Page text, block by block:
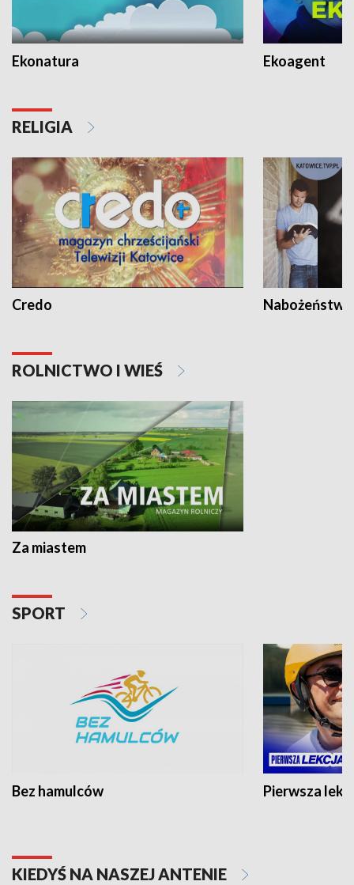
Ekonatura Ekoagent
RELIGIA
Credo
ROLNICTWO I WIEŚ
Za miastem
SPORT
Bez hamulców Pierwsza
KIEDYŚ NA NASZEJ ANTENIE